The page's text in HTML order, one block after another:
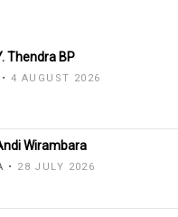
Thendra BP
4 AUGUST 2026
Wirambara
28 JULY 2026